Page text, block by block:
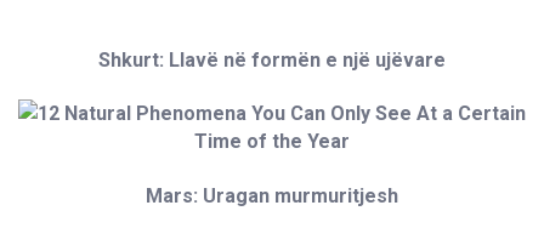
Shkurt: Llavë në formën e një ujëvare
Mars: Uragan murmuritjesh